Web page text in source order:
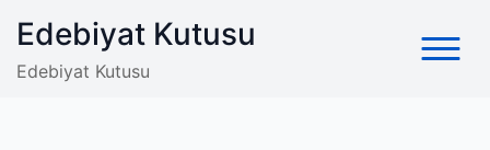
content
Edebiyat Kutusu
Edebiyat Kutusu